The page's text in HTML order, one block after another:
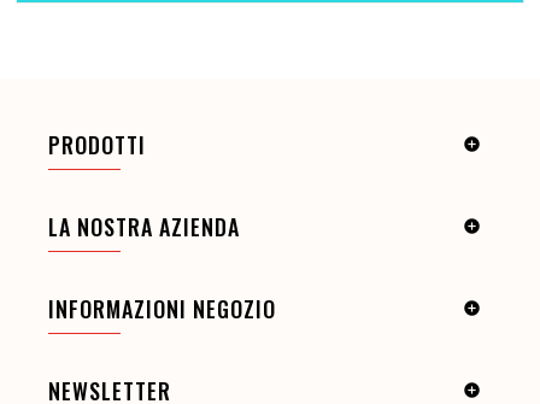
PRODOTTI 
LA NOSTRA AZIENDA 
INFORMAZIONI NEGOZIO 
NEWSLETTER 